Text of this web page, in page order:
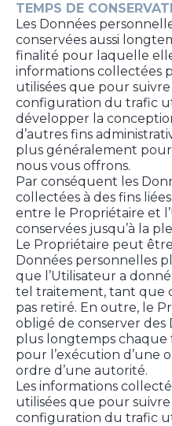
TEMPS DE
Les Données
conservées aussi
finalité pour laquelle
informations collectées
utilisées que pour
configuration du trafic
développer la
d’autres fins
plus généralement
nous vous offrons.
Par conséquent les
collectées à des fins
entre le Propriétaire et
conservées jusqu’à la
Le Propriétaire peut
Données personnelles
que l’Utilisateur a
tel traitement, tant que
pas retiré. En outre, le
obligé de conserver des
plus longtemps chaque
pour l’exécution d’une
ordre d’une autorité.
Les informations
utilisées que pour
configuration du trafic